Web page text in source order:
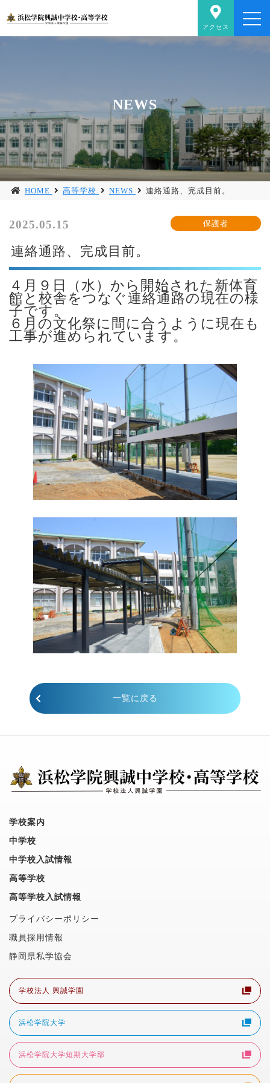
アクセス
NEWS
HOME 高等学校 NEWS 連絡通路、完成目前。
2025.05.15
連絡通路、完成目前。
４月９日（水）から開始された新体育
館と校舎をつなぐ連絡通路の現在の様
子です。
６月の文化祭に間に合うように現在も
工事が進められています。
一覧に戻る
学校案内
中学校
中学校入試情報
高等学校
高等学校入試情報
プライバシーポリシー
職員採用情報
静岡県私学協会
学校法人 興誠学園
浜松学院大学
浜松学院大学短期大学部